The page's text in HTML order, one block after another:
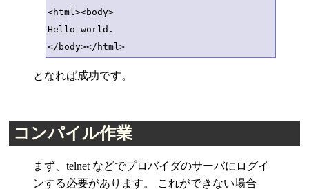
<html><body>
Hello world.
となれば成功です。
コンパイル作業
まず、telnet などでプロバイダのサーバにログイ
ンする必要があります。 これができない場合